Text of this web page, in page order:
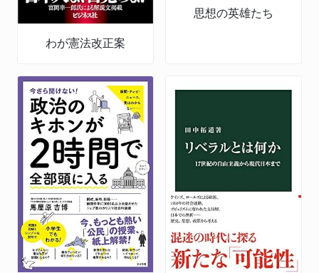
わが憲法改正案
思想の英雄たち